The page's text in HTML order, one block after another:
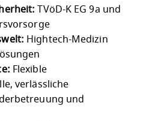
TVöD-K EG 9a und
Hightech-Medizin
Flexible
verlässliche
und